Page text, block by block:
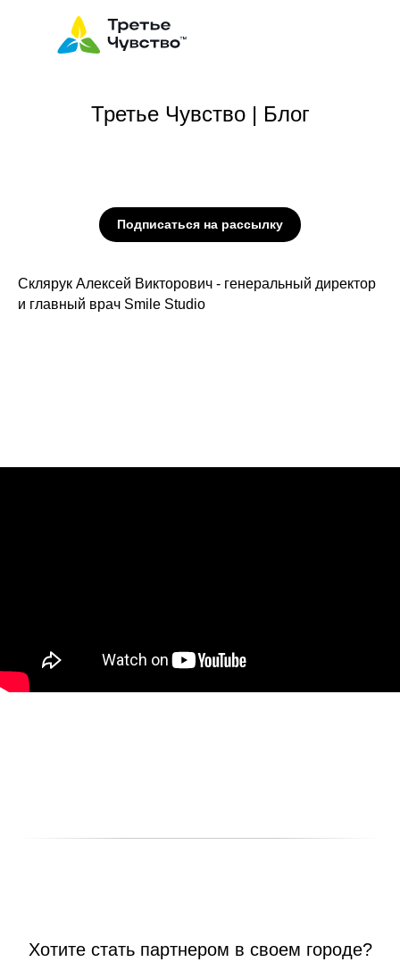
Третье Чувство | Блог
Подписаться на рассылку
Склярук Алексей Викторович - генеральный директор
и главный врач Smile Studio
Хотите стать партнером в своем городе?